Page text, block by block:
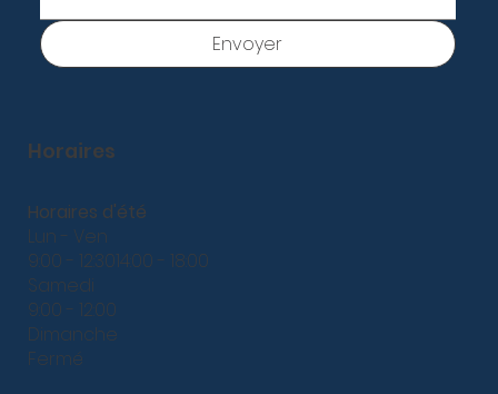
Envoyer
Horaires
Horaires d'été
Lun - Ven
9:00 - 12:3014:00 - 18:00
Samedi
9:00 - 12:00
Dimanche
Fermé